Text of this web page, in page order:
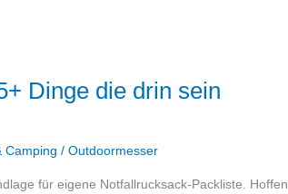
Dinge die drin sein
Camping /Outdoormesser
für eigene Notfallrucksack-Packliste. Hoffen